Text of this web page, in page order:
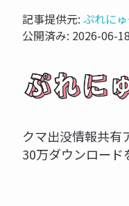
記事提供元: ぷれに
公開済み: 2026-06-18
クマ出没情報共
30万ダウンロード